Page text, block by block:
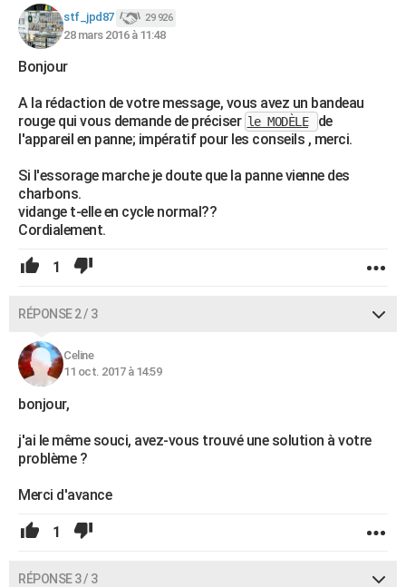
COPAINS D'AVANT
S'inscrire
Se connecter
Lycées
Collèges
Primaires
Universités
Entreprises
Service militaire
Avis de recherche
AVIS DE DÉCÈS
Bricolage
Lifestyle
Culture
Sport
Auto
Television
Voyage
Cinema
stf_jpd87 29 926
28 mars 2016 à 11:48
Bonjour
A la rédaction de votre message, vous avez un bandeau
rouge qui vous demande de préciser le MODÈLE
de
l'appareil en panne; impératif pour les conseils , merci.
Si l'essorage marche je doute que la panne vienne des
charbons.
vidange t-elle en cycle normal??
Cordialement.
1
RÉPONSE 2 / 3
Celine
11 oct. 2017 à 14:59
bonjour,
j'ai le même souci, avez-vous trouvé une solution à votre
problème ?
Merci d'avance
1
RÉPONSE 3 / 3